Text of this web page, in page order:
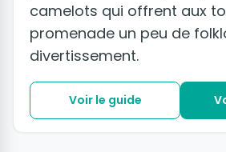
camelots qui offrent aux
promenade un peu de
divertissement.
Voir le guide